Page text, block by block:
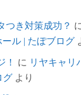
つき対策成功？
ル | たぽブログ
！ に リヤキャリ
グ より